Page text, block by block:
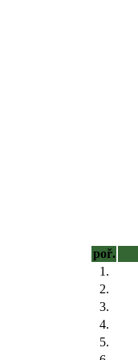
poř.
1.
2.
3.
4.
5.